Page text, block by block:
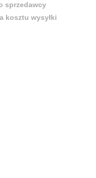
sprzedawcy
kosztu wysyłki